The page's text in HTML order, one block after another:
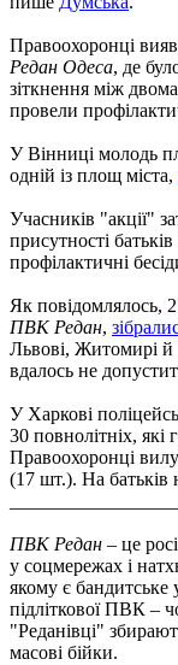
Правоохоронці
Редан Одеса, де
зіткнення між
провели
У Вінниці молодь
одній із площ міста,
Учасників "акції"
присутності
профілактичні
Як повідомлялось,
ПВК Редан,
Львові, Житомирі й
вдалось не
У Харкові
30 повнолітніх, які
Правоохоронці
(17 шт.). На батьків
ПВК Редан – це
у соцмережах і
якому є
підліткової ПВК –
"Реданівці"
масові бійки.